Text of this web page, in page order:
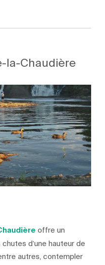
la-Chaudière
offre un
d’une hauteur de
autres, contempler